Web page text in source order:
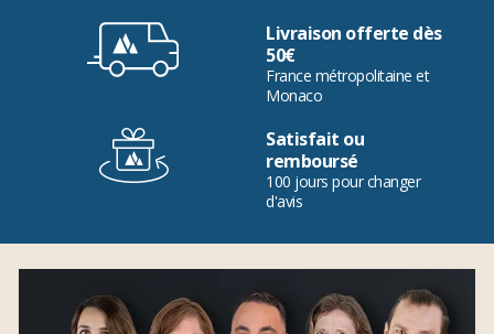
Livraison offerte dès
50€
France métropolitaine et
Monaco
Satisfait ou
remboursé
100 jours pour changer
d'avis